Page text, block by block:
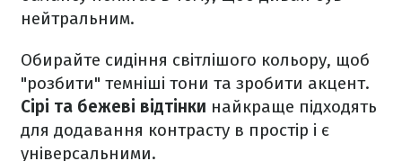
нейтральним.
Обирайте сидіння світлішого кольору, щоб
"розбити" темніші тони та зробити акцент.
Сірі та бежеві відтінки найкраще підходять
для додавання контрасту в простір і є
універсальними.